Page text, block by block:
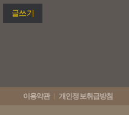
글쓰기
이용약관 개인정보취급방침